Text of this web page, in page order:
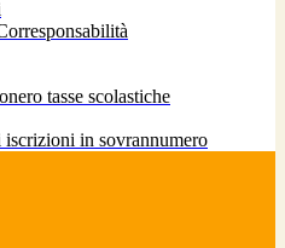
tasse scolastiche
in sovrannumero